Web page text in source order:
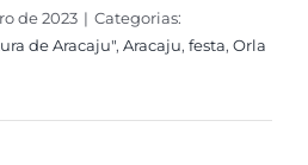
de 2023 | Categorias:
de Aracaju", Aracaju, festa, Orla